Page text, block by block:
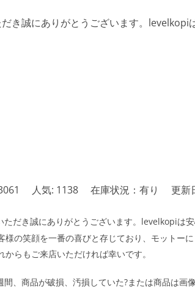
き誠にありがとうございます。levelkopi
人気: 1138 在庫状況：有り 更新
ただき誠にありがとうございます。levelkopiは
様の笑顔を一番の喜びと存じており、モットー
らもご来店いただければ幸いです。
間、商品が破損、汚損していた?または商品は画